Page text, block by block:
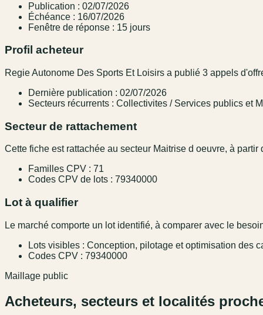
Publication : 02/07/2026
Échéance : 16/07/2026
Fenêtre de réponse : 15 jours
Profil acheteur
Regie Autonome Des Sports Et Loisirs a publié 3 appels
Dernière publication : 02/07/2026
Secteurs récurrents : Collectivites / Services publics et
Secteur de rattachement
Cette fiche est rattachée au secteur Maitrise d oeuvre, à
Familles CPV : 71
Codes CPV de lots : 79340000
Lot à qualifier
Le marché comporte un lot identifié, à comparer avec le
Lots visibles : Conception, pilotage et optimisation des
Codes CPV : 79340000
Maillage public
Acheteurs, secteurs et localités